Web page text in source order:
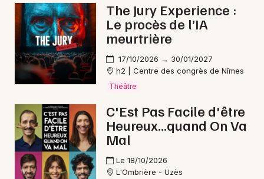
30 - Gard
Choisir mes départements
Mon email
The Jury Experience :
Le procès de l’IA
meurtrière
17/10/2026 → 30/01/2027
h2 | Centre des congrès de Nîmes
Théâtre
C'Est Pas Facile d'être
Heureux...quand On Va
Mal
Le 18/10/2026
L'Ombrière - Uzès